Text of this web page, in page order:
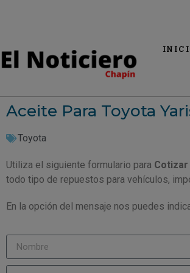
Aceite Para Toyota
Toyota
Utiliza el siguiente formulario para Cotizar
todo tipo de repuestos para vehículos,
En la opción del mensaje nos puedes